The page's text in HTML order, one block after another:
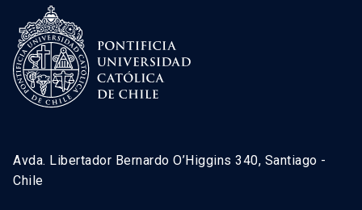
Avda. Libertador Bernardo O’Higgins 340, Santiago -
Chile